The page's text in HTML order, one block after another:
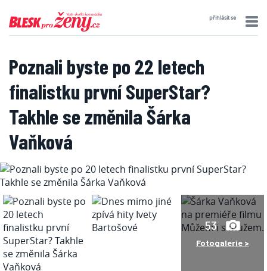
přihlásit se
Poznali byste po 22 letech
finalistku první SuperStar?
Takhle se změnila Šárka
Vaňková
53
Fotogalerie >